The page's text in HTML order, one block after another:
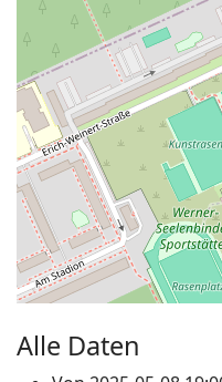
Alle Daten